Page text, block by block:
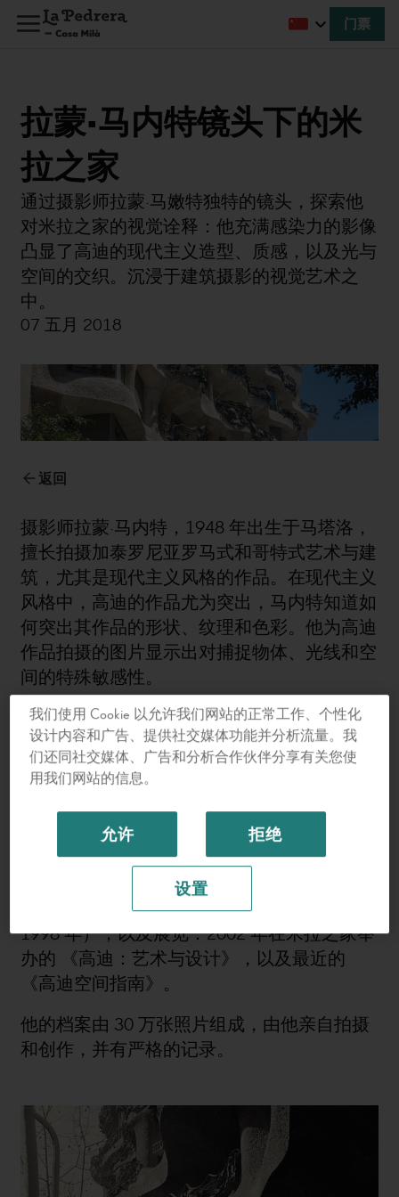
门票
拉蒙·马内特镜头下的米
拉之家
通过摄影师拉蒙·马嫩特独特的镜头，探索他
对米拉之家的视觉诠释：他充满感染力的影像
凸显了高迪的现代主义造型、质感，以及光与
空间的交织。沉浸于建筑摄影的视觉艺术之
中。
07 五月 2018
返回
摄影师拉蒙·马内特， 1948 年出生于马塔洛，
擅长拍摄加泰罗尼亚罗马式和哥特式艺术与建
筑，尤其是现代主义风格的作品。在现代主义
风格中，高迪的作品尤为突出，马内特知道如
何突出其作品的形状、纹理和色彩。他为高迪
作品拍摄的图片显示出对捕捉物体、光线和空
间的特殊敏感性。
他还精通人类学摄影，将曼哈顿摩天大楼的城
市建筑、古典希腊的风景和卡帕多西亚的岩石
浮雕等各种空间作为拍摄对象。
他合作出版了大量艺术、文化和社会出版物，
其中包括专门介绍高迪作品的出版物，特别是
专著《桂尔宫》（巴塞罗那省政府，巴塞罗
年）、《米拉之家、高迪和他的作
品》（加泰罗尼亚Caixa基金会，巴塞罗那，
1998年），以及展览：2002年在米拉之家举
办的 《高迪：艺术与设计》，以及最近的
《高迪空间指南》。
他的档案由 30 万张照片组成，由他亲自拍摄
和创作，并有严格的记录。
我们使用 Cookie 以允许我们网站的正常工作、个性化
设计内容和广告、提供社交媒体功能并分析流量。我
们还同社交媒体、广告和分析合作伙伴分享有关您使
用我们网站的信息。
设置
拒绝
允许